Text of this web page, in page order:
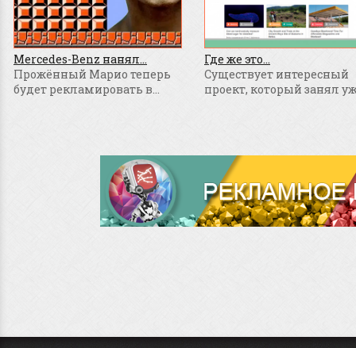
Mercedes-Benz нанял...
Прожённый Марио теперь
будет рекламировать в...
Где же это...
Существует интересный
проект, который занял